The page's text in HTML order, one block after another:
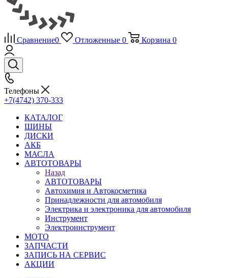
Сравнение0 Отложенные 0 Корзина 0
Телефоны
+7(4742) 370-333
КАТАЛОГ
ШИНЫ
ДИСКИ
АКБ
МАСЛА
АВТОТОВАРЫ
Назад
АВТОТОВАРЫ
Автохимия и Автокосметика
Принадлежности для автомобиля
Электрика и электроника для автомобиля
Инструмент
Электроинструмент
МОТО
ЗАПЧАСТИ
ЗАПИСЬ НА СЕРВИС
АКЦИИ